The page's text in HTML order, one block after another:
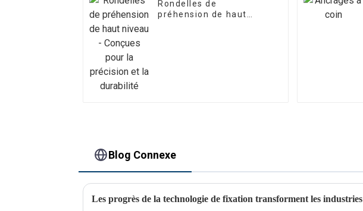
Rondelles de
préhension de haut
Blog Connexe
Les progrès de la technologie de fixation transforment les industries